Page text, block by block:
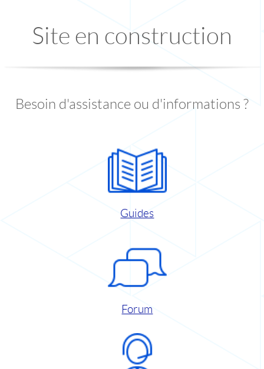
Site en construction
Besoin d'assistance ou d'informations ?
Guides
Forum